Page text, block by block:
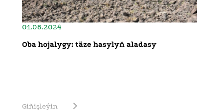
01.08.2024
Oba hojalygy: täze hasylyň aladasy
Giňişleýin